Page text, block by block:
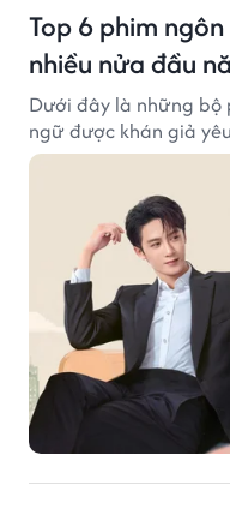
Top 6 phim
nhiều nửa đầu
Dưới đây là những bộ
ngữ được khán giả